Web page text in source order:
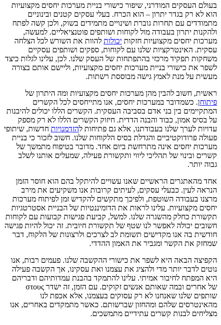
בעולם העסקים המודרני, שיפור כישורי בניית מערכות יחסים מקצועיות
הוא לא רק בגדר יתרון – הוא הכרח. בעלי עסקים קטנים ובינוניים
מתמודדים עם תחרות גוברת ושינויים מתמידים בשוק, ולכן קשה לפתח
ולהקנות יתרון בעבודה מול לקוחות ושותפים פוטנציאליים. למעשה,
מערכות יחסים מקצועיות חזקות יכולות להוות את השורש לכל הצלחה
עסקית. האינטרקציות שלנו עם לקוחות, ספקים ושותפים עסקיים
משחקות תפקיד מרכזי בהתפתחות של העסק שלנו. לכן, עלינו לגלות כיצד
לשפר את כישורי בניית מערכות יחסים מקצועיות, וליישם אותם בצורה
מעשית על מנת לאמץ גישה מבוססת רשתות.
ראשית, חשוב להבין מהן מערכות יחסים מקצועיות ומה היתרון של
פיתוחן. כשמדובר במערכות יחסים, אנו מתייחסים לכל הקשרים
המתקיימים בין בני אדם בסביבה העסקית. הקשרים הללו יכולים להיבנות
על בסיס אמון, כבוד והבנה הדדית. חיזוק הקשרים הללו לא רק מספק
עדויות לערך שלנו בעבודתנו, אלא גם פתיחות להזדמנויות חדשות, שיתופי
פעולה פרודוקטיביים והגדלת בסיס הלקוחות שלנו. חשוב לזכור כי בניית
מערכות יחסים אינה מתרחשת ביום אחד. מדובר בטיפוח מתמשך של
קשרים ובינוי של תהליכי ליווי ותקשורת פעילה, שמעלים אותנו לשלב
גבוה יותר.
אחד מהאתגרים הראשיים שאנו עשויים להיתקל בהם הוא חוסר הזמן
הנראה לעין. כבעלי עסקים, לעיתים קרובות אנו משקיעים את מירב
מרצנו בעבודה השוטפת, ולפיכך מתקשים להקדיש זמן לפיתוח מערכות
יחסים מקצועיות. עלינו לראות את הדומיננטיות של הבניית אסטרטגיות
תקשורת כחלק מהשגרה שלנו. למשל, קביעת פגישות קבועות עם לקוחות
חשובים יכולה לאפשר לנו שטף של תקשורת חיובית. זה יכול להיות פגישה
חודשית בה אנו מקדישים תשומת לב לצרכים ולרצונות של הלקוח, דבר
שמחזק את הקשר ומגביר את האמון ההדדי.
הקפיצה הבאה היא לשפר את כישורי ההקשבה שלנו. פעמים רבות, אנו
נוטים לדבר יותר מדי ולהציג את עצמנו ואת עסקינו, אך הקשבה פעילה
היא המפתח לחיבור אמיתי. עלינו להתמקד בהבנת עמדותיהם ודבריהם
של אחרים ובמה שאותם אנשים זקוקים. עם הזמן, זה ישדר στους
שותפים שלנו שאנחנו לא רק עסוקים בעצמנו, אלא אכפת לנו
מהאינטרסים שלהם ומהחזון שברשותם. כאשר מתמקדים באחרים, אנו
מצליחים לבנות קשרים עתידיים מתמשכים.